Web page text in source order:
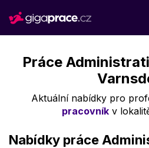
Práce
Aktuální nabídky pro
pracovník v
Nabídky práce